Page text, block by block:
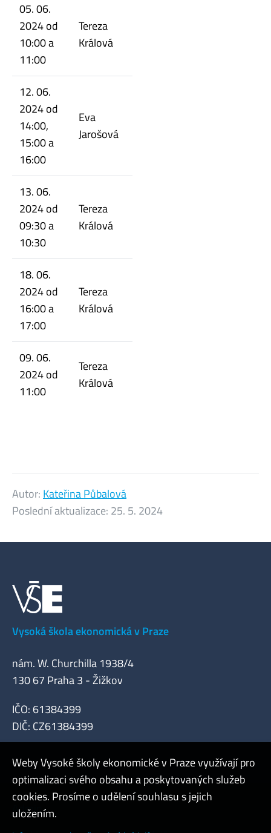
05. 06.
2024 od
10:00 a
11:00
Tereza
Králová
12. 06.
2024 od
14:00,
15:00 a
16:00
Eva
Jarošová
13. 06.
2024 od
09:30 a
10:30
Tereza
Králová
18. 06.
2024 od
16:00 a
17:00
Tereza
Králová
09. 06.
2024 od
11:00
Tereza
Králová
Autor: Kateřina Půbalová
Poslední aktualizace: 25. 5. 2024
Vysoká škola ekonomická v Praze
nám. W. Churchilla 1938/4
130 67 Praha 3 - Žižkov
IČO: 61384399
DIČ: CZ61384399
Admin
Weby Vysoké školy ekonomické v Praze využívají pro
optimalizaci svého obsahu a poskytovaných služeb
cookies. Prosíme o udělení souhlasu s jejich
uložením.